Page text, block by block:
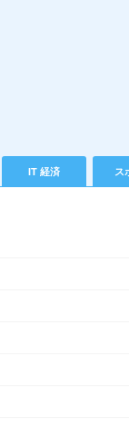
IT 経済 ス